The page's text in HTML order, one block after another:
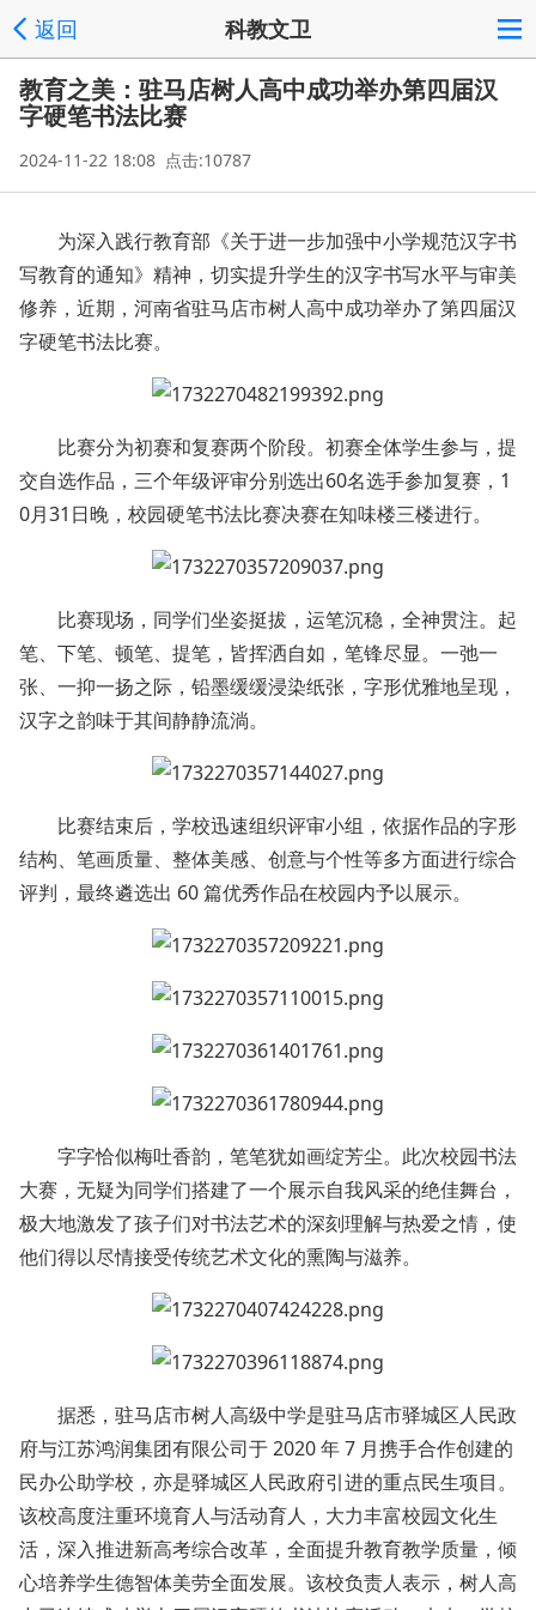
返回 科教文卫
教育之美：驻马店树人高中成功举办第四届汉
字硬笔书法比赛
2024-11-22 18:08 点击:10787
为深入践行教育部《关于进一步加强中小学规范汉字书
写教育的通知》精神，切实提升学生的汉字书写水平与审美
修养，近期，河南省驻马店市树人高中成功举办了第四届汉
字硬笔书法比赛。
比赛分为初赛和复赛两个阶段。初赛全体学生参与，提
交自选作品，三个年级评审分别选出60名选手参加复赛，1
0月31日晚，校园硬笔书法比赛决赛在知味楼三楼进行。
比赛现场，同学们坐姿挺拔，运笔沉稳，全神贯注。起
笔、下笔、顿笔、提笔，皆挥洒自如，笔锋尽显。一弛一
张、一抑一扬之际，铅墨缓缓浸染纸张，字形优雅地呈现，
汉字之韵味于其间静静流淌。
比赛结束后，学校迅速组织评审小组，依据作品的字形
结构、笔画质量、整体美感、创意与个性等多方面进行综合
评判，最终遴选出 60 篇优秀作品在校园内予以展示。
字字恰似梅吐香韵，笔笔犹如画绽芳尘。此次校园书法
大赛，无疑为同学们搭建了一个展示自我风采的绝佳舞台，
极大地激发了孩子们对书法艺术的深刻理解与热爱之情，使
他们得以尽情接受传统艺术文化的熏陶与滋养。
据悉，驻马店市树人高级中学是驻马店市驿城区人民政
府与江苏鸿润集团有限公司于 2020 年 7 月携手合作创建的
民办公助学校，亦是驿城区人民政府引进的重点民生项目。
该校高度注重环境育人与活动育人，大力丰富校园文化生
活，深入推进新高考综合改革，全面提升教育教学质量，倾
心培养学生德智体美劳全面发展。该校负责人表示，树人高